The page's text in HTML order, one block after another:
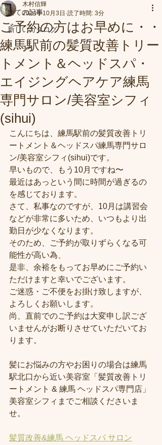
全ての記事
新しいカタログ
ご予約の方はお早めに・・
練馬駅前の髪質改善トリー
トメント＆ヘッドスパ・
エイジングヘアケア練馬
専門サロン/美容室シフィ
(sihui)
木村信輝
2024年10月3日 読了時間: 3分
こんにちは、練馬駅前の髪質改善トリ
ートメント＆ヘッドスパ練馬専門サロ
ン/美容室シフィ(sihui)です。
早いもので、もう10月ですね〜
最近はあっという間に時間が過ぎるの
を感じております。
さて、私事なのですが、10月は講習会
などが非常に多いため、いつもより出
勤日が少なくなります。
そのため、ご予約が取りずらくなる可
能性が高い為、
是非、余裕をもってお早めにご予約い
ただけますと幸いでございます。
ご迷惑・ご不便をお掛け致しますが、
よろしくお願いします。
尚、直前でのご予約は大変申し訳ござ
いませんがお断りさせていただいてお
ります。
髪にお悩みの方やお困りの場合は練馬
駅北口から近い美容室「髪質改善トリ
ートメント & 練馬 ヘッドスパ専門店」
美容室シフィまでご相談くださいま
せ。
髪質改善&練馬 ヘッドスパ サロン